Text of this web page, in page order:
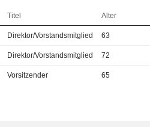
Titel Alter
Direktor/Vorstandsmitglied 63
Direktor/Vorstandsmitglied 72
Vorsitzender 65